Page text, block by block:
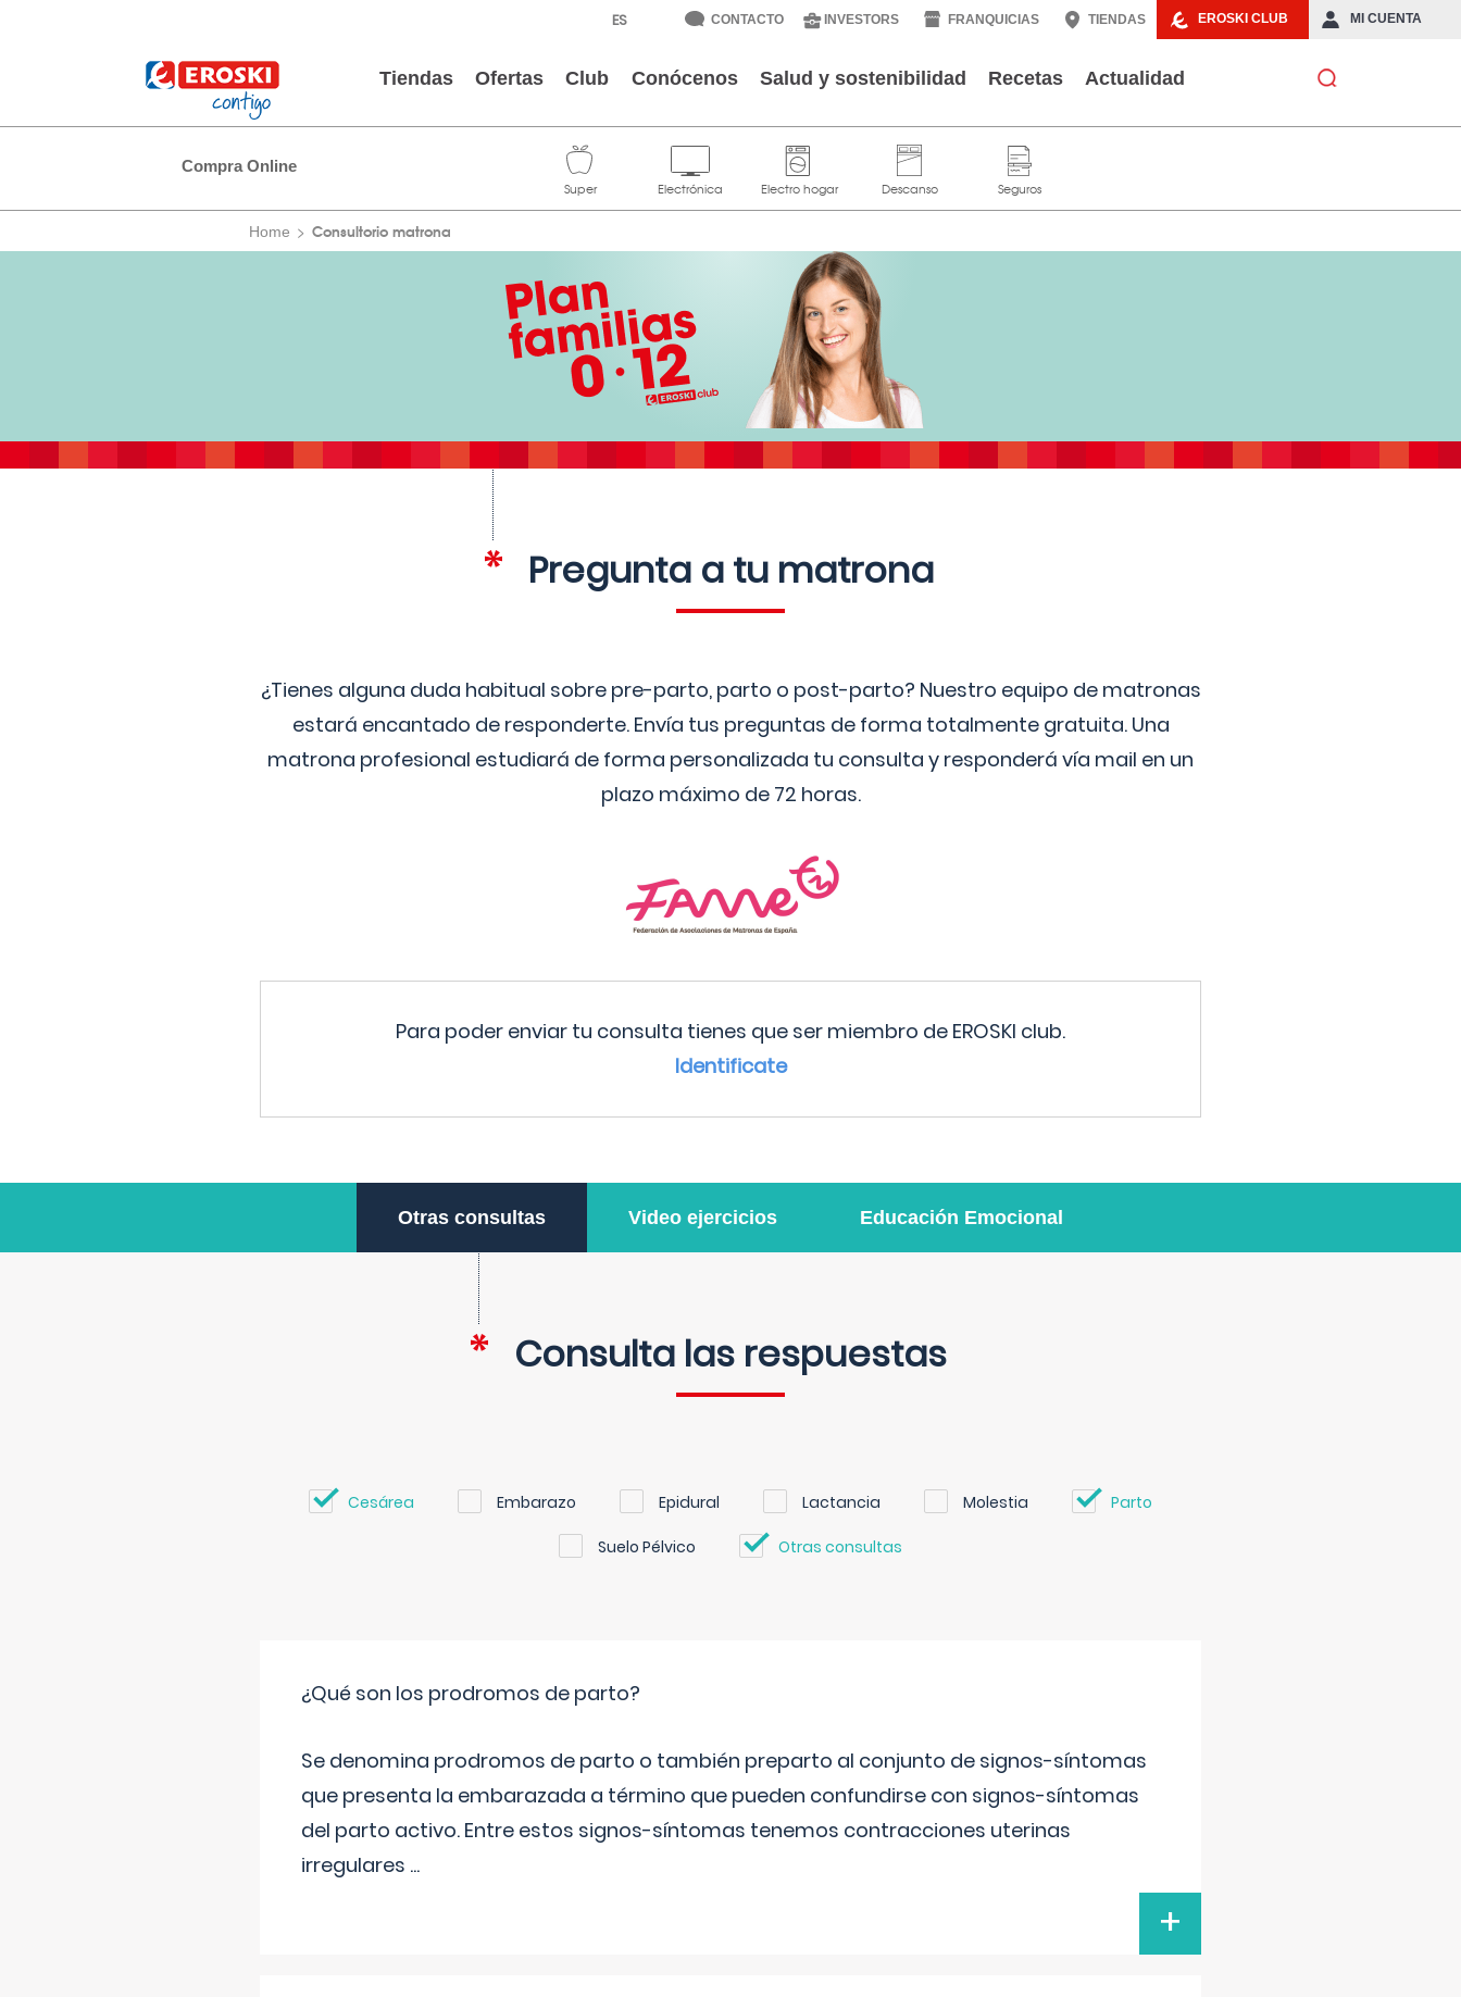
EROSKI CLUB MI CUENTA
CONTACTO INVESTORS FRANQUICIAS TIENDAS
Tiendas Ofertas Club Conócenos Salud y sostenibilidad Recetas Actualidad
Compra Online
Home Consultorio matrona
Pregunta a tu matrona
¿Tienes alguna duda habitual sobre pre-parto, parto o post-parto? Nuestro equipo de matronas
estará encantado de responderte. Envía tus preguntas de forma totalmente gratuita. Una
matrona profesional estudiará de forma personalizada tu consulta y responderá vía mail en un
plazo máximo de 72 horas.
Para poder enviar tu consulta tienes que ser miembro de EROSKI club.
Identificate
Otras consultas Video ejercicios Educación Emocional
Consulta las respuestas
Cesárea Embarazo Epidural Lactancia Molestia Parto
Suelo Pélvico Otras consultas
¿Qué son los prodromos de parto?
Se denomina prodromos de parto o también preparto al conjunto de signos-síntomas
que presenta la embarazada a término que pueden confundirse con signos-síntomas
del parto activo. Entre estos signos-síntomas tenemos contracciones uterinas
irregulares ...
+